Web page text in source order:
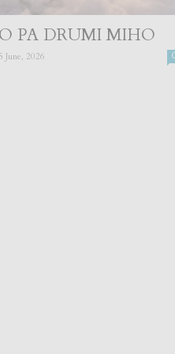
PA DRUMI MIHO
June, 2026 0